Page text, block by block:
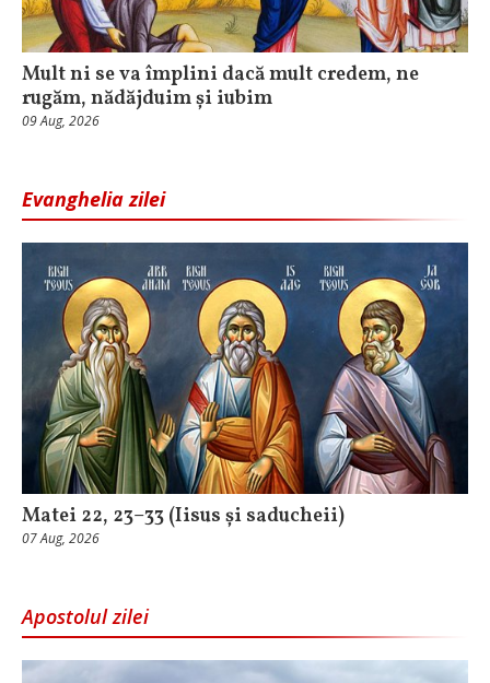
Mult ni se va împlini dacă mult credem, ne
rugăm, nădăjduim și iubim
09 Aug, 2026
Evanghelia zilei
Matei 22, 23–33 (Iisus și saducheii)
07 Aug, 2026
Apostolul zilei